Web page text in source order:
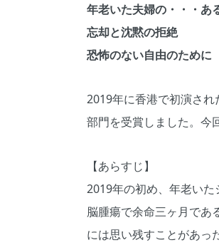
年老いた夫婦の・・・あ
忘却と沈黙の拒絶
恐怖のない自由のために
2019年に香港で初演さ
部門を受賞しました。今
【あらすじ】
2019年の初め、年老い
脳腫瘍で余命三ヶ月であ
には思い残すことがあっ